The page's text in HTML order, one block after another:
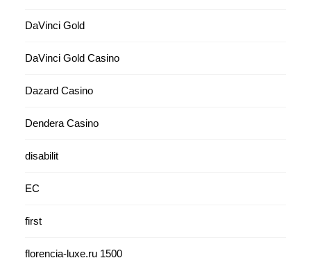
DaVinci Gold
DaVinci Gold Casino
Dazard Casino
Dendera Casino
disabilit
EC
first
florencia-luxe.ru 1500